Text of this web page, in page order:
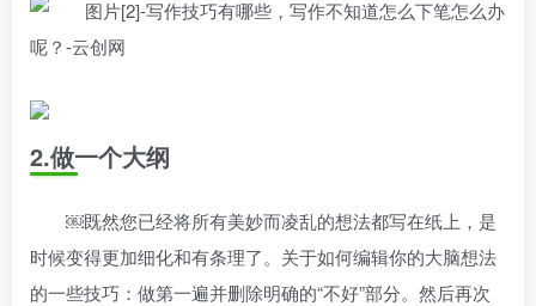
2.做一个大纲
￼既然您已经将所有美妙而凌乱的想法都写在纸上，是
时候变得更加细化和有条理了。关于如何编辑你的大脑想法
的一些技巧：做第一遍并删除明确的“不好”部分。然后再次